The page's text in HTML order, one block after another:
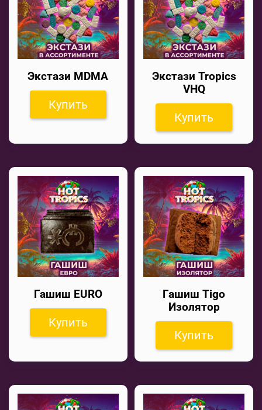
Экстази MDMA
Купить
Экстази Tropics
VHQ
Купить
Гашиш EURO
Купить
Гашиш Tigo
Изолятор
Купить